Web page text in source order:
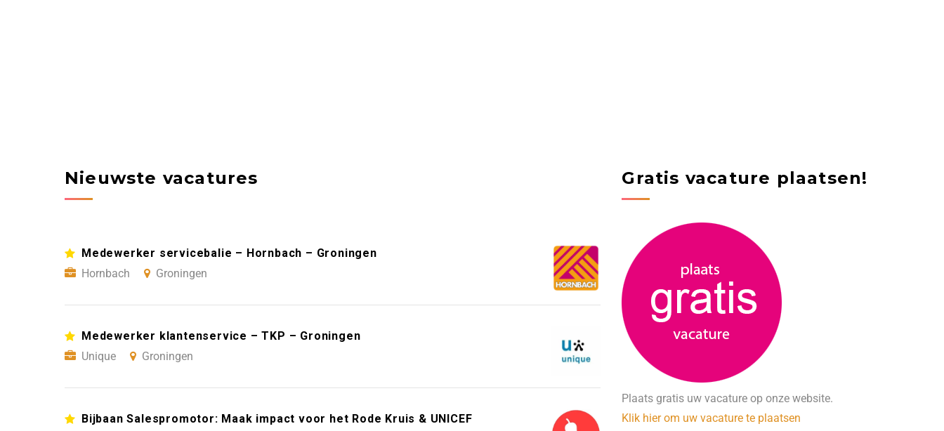
Nieuwste vacatures
Medewerker servicebalie – Hornbach – Groningen
Hornbach
Groningen
Medewerker klantenservice – TKP – Groningen
Unique
Groningen
Bijbaan Salespromotor: Maak impact voor het Rode Kruis & UNICEF
Gratis vacature plaatsen!
Plaats gratis uw vacature op onze website.
Klik hier om uw vacature te plaatsen